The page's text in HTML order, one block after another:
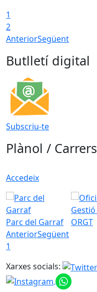
1
2
AnteriorSegüent
Butlletí digital
Subscriu-te
Plànol / Carrers
Accedeix
Parc del Garraf ORGT
AnteriorSegüent
1
Xarxes socials: